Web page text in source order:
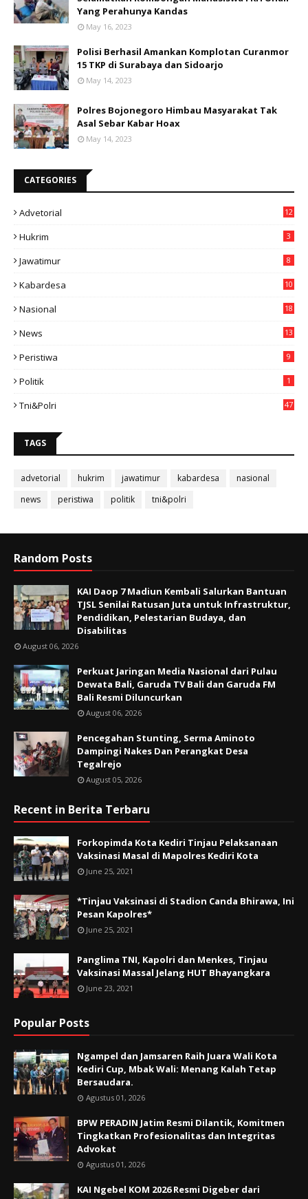
Yang Perahunya Kandas
May 16, 2023
Polisi Berhasil Amankan Komplotan Curanmor
15 TKP di Surabaya dan Sidoarjo
May 14, 2023
Polres Bojonegoro Himbau Masyarakat Tak
Asal Sebar Kabar Hoax
May 14, 2023
CATEGORIES
Advetorial 12
Hukrim 3
Jawatimur 8
Kabardesa
10
Nasional
18
News
13
Peristiwa 9
Politik 1
Tni&polri 47
TAGS
advetorial hukrim jawatimur kabardesa
nasional
news
peristiwa politik tni&polri
Random Posts
KAI Daop 7 Madiun Kembali Salurkan Bantuan
TJSL Senilai Ratusan Juta untuk Infrastruktur,
Pendidikan, Pelestarian Budaya, dan
Disabilitas
August 06, 2026
Perkuat Jaringan Media Nasional dari Pulau
Dewata Bali, Garuda TV Bali dan Garuda FM
Bali Resmi Diluncurkan
August 06, 2026
Pencegahan Stunting, Serma Aminoto
Dampingi Nakes Dan Perangkat Desa
Tegalrejo
August 05, 2026
Recent in Berita Terbaru
Forkopimda Kota Kediri Tinjau Pelaksanaan
Vaksinasi Masal di Mapolres Kediri Kota
June 25, 2021
*Tinjau Vaksinasi di Stadion Canda Bhirawa, Ini
Pesan Kapolres*
June 25, 2021
Panglima TNI, Kapolri dan Menkes, Tinjau
Vaksinasi Massal Jelang HUT Bhayangkara
June 23, 2021
Popular Posts
Ngampel dan Jamsaren Raih Juara Wali Kota
Kediri Cup, Mbak Wali: Menang Kalah Tetap
Bersaudara.
Agustus 01, 2026
BPW PERADIN Jatim Resmi Dilantik, Komitmen
Tingkatkan Profesionalitas dan Integritas
Advokat
Agustus 01, 2026
KAI Ngebel KOM 2026 Resmi Digeber dari